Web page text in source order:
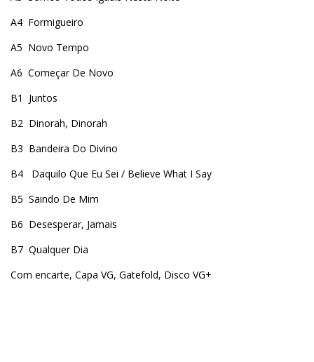
A4 Formigueiro
A5 Novo Tempo
A6 Começar De Novo
B1
Juntos
B2 Dinorah, Dinorah
B3 Bandeira Do Divino
B4
Daquilo Que Eu Sei / Believe What I Say
B5 Saindo De Mim
B6 Desesperar, Jamais
B7 Qualquer Dia
Com encarte, Capa VG, Gatefold, Disco VG+